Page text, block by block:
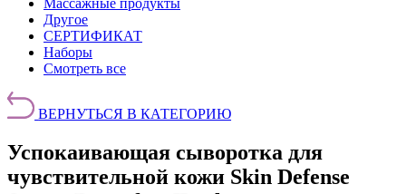
Массажные продукты
Другое
СЕРТИФИКАТ
Наборы
Смотреть все
ВЕРНУТЬСЯ В КАТЕГОРИЮ
Успокаивающая сыворотка для
чувствительной кожи Skin Defense